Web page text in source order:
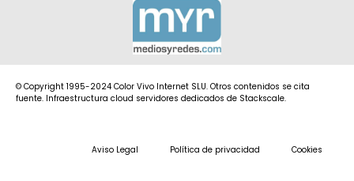
© Copyright 1995-2024 Color Vivo Internet SLU. Otros contenidos se cita
fuente. Infraestructura cloud servidores dedicados de Stackscale.
Aviso Legal Política de privacidad Cookies